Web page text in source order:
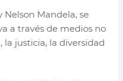
Mandela, se
a través de medios no
justicia, la diversidad